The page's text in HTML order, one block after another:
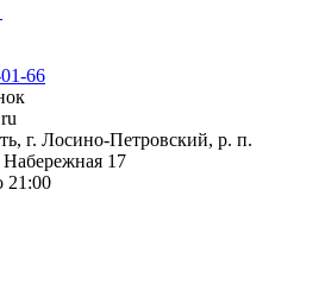
66
г. Лосино-Петровский, р. п.
17
21:00